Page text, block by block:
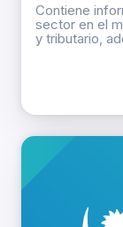
Contiene
sector en el
y tributario,